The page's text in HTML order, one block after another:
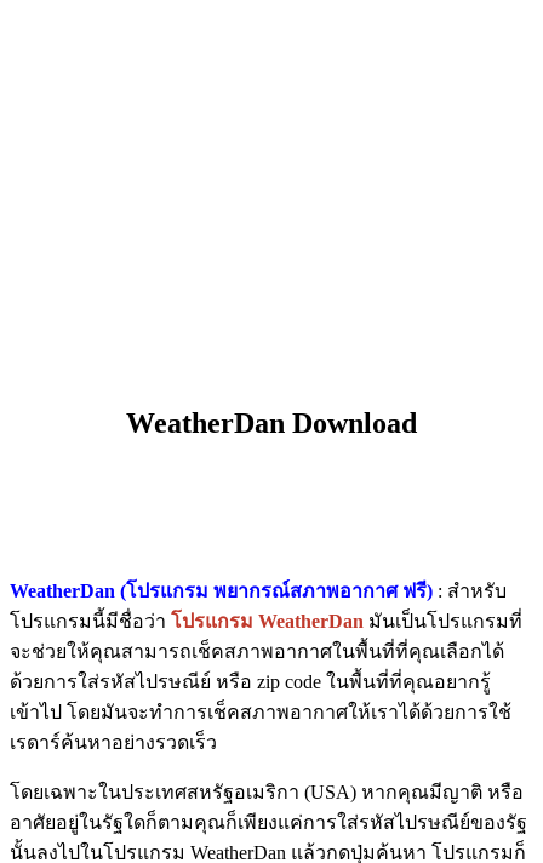
WeatherDan Download
WeatherDan (โปรแกรม พยากรณ์สภาพอากาศ ฟรี) : สำหรับ
โปรแกรมนี้มีชื่อว่า โปรแกรม WeatherDan มันเป็นโปรแกรมที่
จะช่วยให้คุณสามารถเช็คสภาพอากาศในพื้นที่ที่คุณเลือกได้
ด้วยการใส่รหัสไปรษณีย์ หรือ zip code ในพื้นที่ที่คุณอยากรู้
เข้าไป โดยมันจะทำการเช็คสภาพอากาศให้เราได้ด้วยการใช้
เรดาร์ค้นหาอย่างรวดเร็ว
โดยเฉพาะในประเทศสหรัฐอเมริกา (USA) หากคุณมีญาติ หรือ
อาศัยอยู่ในรัฐใดก็ตามคุณก็เพียงแค่การใส่รหัสไปรษณีย์ของรัฐ
นั้นลงไปในโปรแกรม WeatherDan แล้วกดปุ่มค้นหา โปรแกรมก็